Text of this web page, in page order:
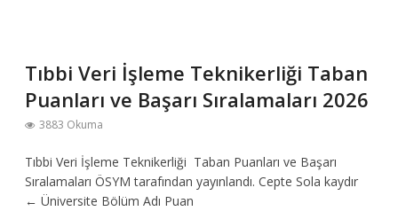
Tıbbi Veri İşleme Teknikerliği Taban
Puanları ve Başarı Sıralamaları 2026
3883 Okuma
Tıbbi Veri İşleme Teknikerliği Taban Puanları ve Başarı
Sıralamaları ÖSYM tarafından yayınlandı. Cepte Sola kaydır
← Üniversite Bölüm Adı Puan